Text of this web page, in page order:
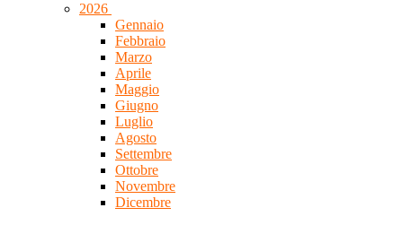
2026
Gennaio
Febbraio
Marzo
Aprile
Maggio
Giugno
Luglio
Agosto
Settembre
Ottobre
Novembre
Dicembre